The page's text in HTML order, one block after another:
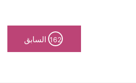
162 السابق